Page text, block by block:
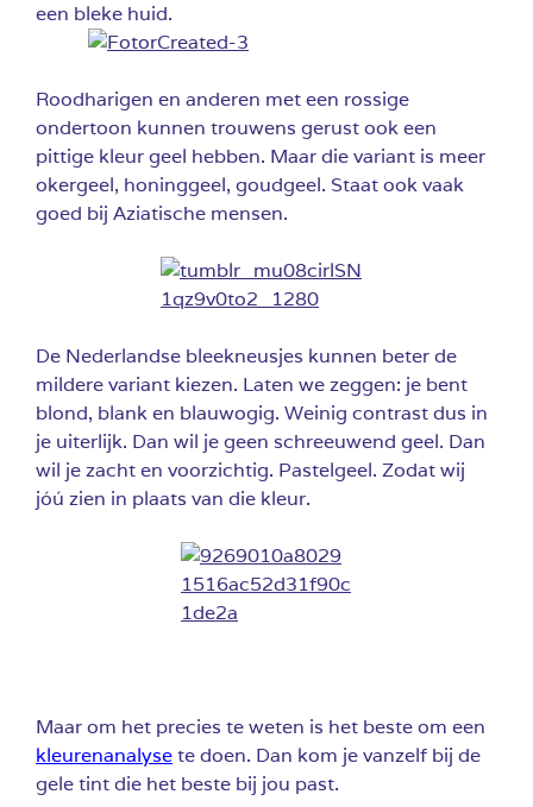
een bleke huid.
Roodharigen en anderen met een rossige
ondertoon kunnen trouwens gerust ook een
pittige kleur geel hebben. Maar die variant is meer
okergeel, honinggeel, goudgeel. Staat ook vaak
goed bij Aziatische mensen.
De Nederlandse bleekneusjes kunnen beter de
mildere variant kiezen. Laten we zeggen: je bent
blond, blank en blauwogig. Weinig contrast dus in
je uiterlijk. Dan wil je geen schreeuwend geel. Dan
wil je zacht en voorzichtig. Pastelgeel. Zodat wij
jóú zien in plaats van die kleur.
Maar om het precies te weten is het beste om een
kleurenanalysete doen. Dan kom je vanzelf bij de
gele tint die het beste bij jou past.